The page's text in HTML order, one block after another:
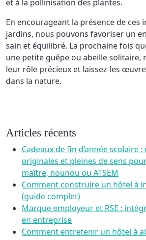
et à la pollinisation des plantes.
En encourageant la présence de ces
jardins, nous pouvons favoriser un
sain et équilibré. La prochaine fois
une petite guêpe ou abeille solitaire,
leur rôle précieux et laissez-les
dans la nature.
Articles récents
Cadeaux de fin d’année scolaire :
originales et pleines de sens
maître, nounou ou ATSEM
Comment construire un hôtel à
(guide complet)
Marque employeur et RSE :
en entreprise
Comment entretenir un hôtel à